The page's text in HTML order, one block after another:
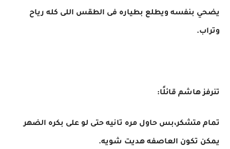
يضحي بنفسه ويطلع بطياره فى الطقس اللى كله رياح
وتراب.
تنرفز هاشم قائلًا:
تمام متشكر،بس حاول مره تانيه حتى لو على بكره الضهر
يمكن تكون العاصفه هديت شويه.